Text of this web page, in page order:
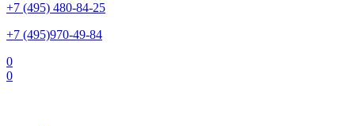
+7 (495) 480-84-25
+7 (495)970-49-84
0
0